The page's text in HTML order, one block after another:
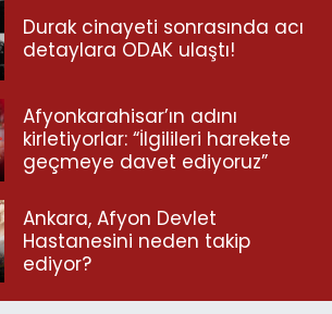
Durak cinayeti sonrasında acı
detaylara ODAK ulaştı!
Afyonkarahisar’ın adını
kirletiyorlar: “İlgilileri harekete
geçmeye davet ediyoruz”
Ankara, Afyon Devlet
Hastanesini neden takip
ediyor?